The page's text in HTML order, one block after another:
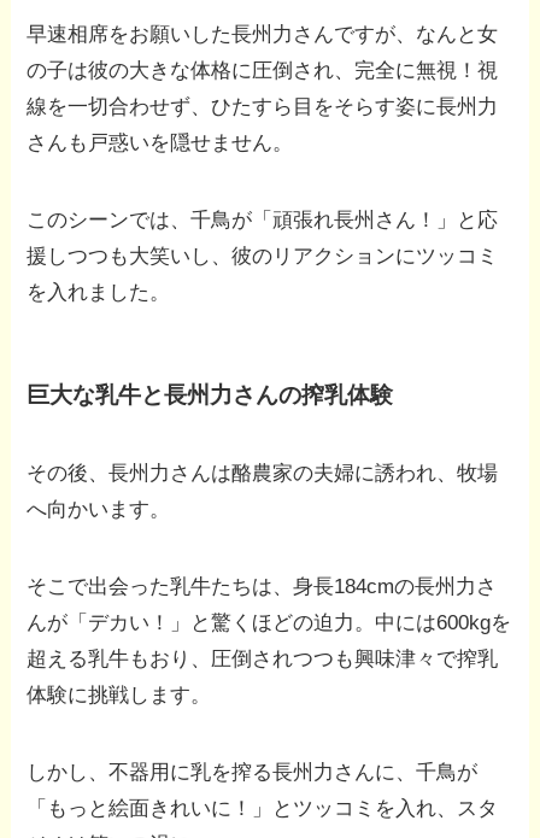
早速相席をお願いした長州力さんですが、なんと女
の子は彼の大きな体格に圧倒され、完全に無視！視
線を一切合わせず、ひたすら目をそらす姿に長州力
さんも戸惑いを隠せません。
このシーンでは、千鳥が「頑張れ長州さん！」と応
援しつつも大笑いし、彼のリアクションにツッコミ
を入れました。
巨大な乳牛と長州力さんの搾乳体験
その後、長州力さんは酪農家の夫婦に誘われ、牧場
へ向かいます。
そこで出会った乳牛たちは、身長184cmの長州力さ
んが「デカい！」と驚くほどの迫力。中には600kgを
超える乳牛もおり、圧倒されつつも興味津々で搾乳
体験に挑戦します。
しかし、不器用に乳を搾る長州力さんに、千鳥が
「もっと絵面きれいに！」とツッコミを入れ、スタ